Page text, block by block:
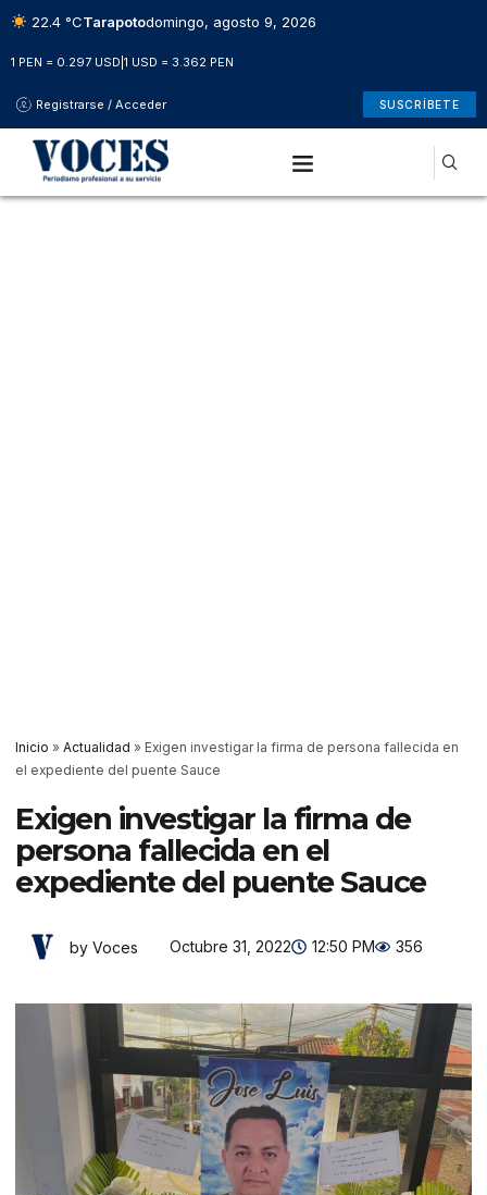
22.4 °CTarapotodomingo, agosto 9, 2026
1 PEN = 0.297 USD 1 USD = 3.362 PEN
Registrarse / Acceder SUSCRÍBETE
Inicio » Actualidad » Exigen investigar la firma de persona fallecida en
el expediente del puente Sauce
Exigen investigar la firma de
persona fallecida en el
expediente del puente Sauce
by Voces Octubre 31, 2022 12:50 PM 356